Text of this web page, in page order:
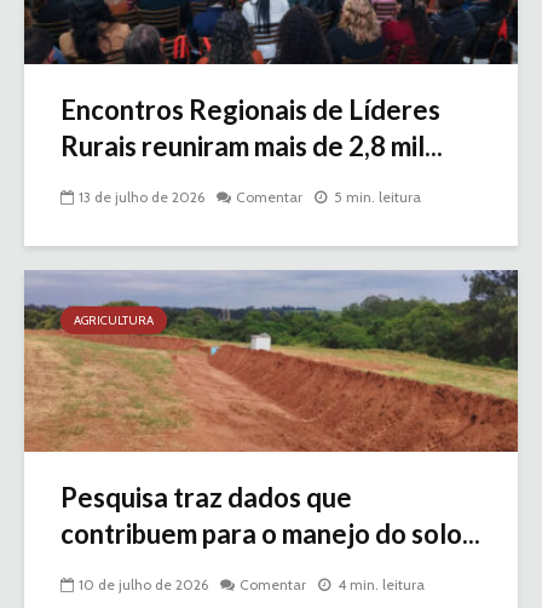
Encontros Regionais de Líderes
Rurais reuniram mais de 2,8 mil...
13 de julho de 2026 Comentar 5 min. leitura
AGRICULTURA
Pesquisa traz dados que
contribuem para o manejo do solo...
10 de julho de 2026 Comentar 4 min. leitura